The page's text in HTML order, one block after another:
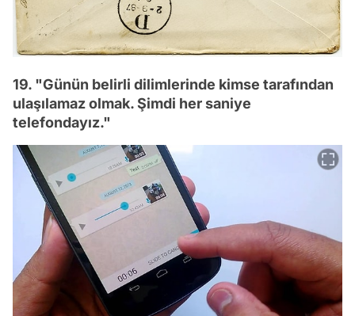
19. "Günün belirli dilimlerinde kimse tarafından
ulaşılamaz olmak. Şimdi her saniye
telefondayız."